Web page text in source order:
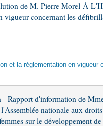
de M. Pierre Morel-À-
vigueur concernant les
et la réglementation en vigueur
Rapport d'information de
nationale aux
sur le développement